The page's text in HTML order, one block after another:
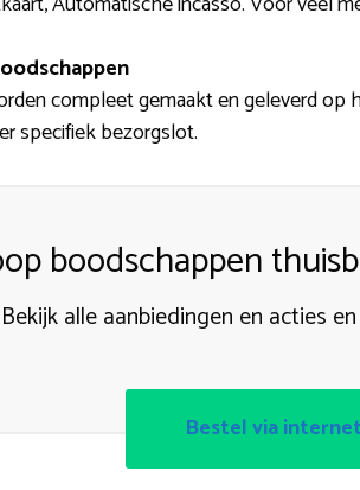
compleet gemaakt en geleverd op
specifiek bezorgslot.
boodschappen
Bekijk alle aanbiedingen en acties
Bestel via internet